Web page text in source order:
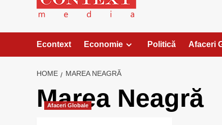
Econtext Economie Politică Afaceri
HOME MAREA NEAGRĂ
Marea Neagră
Afaceri Globale